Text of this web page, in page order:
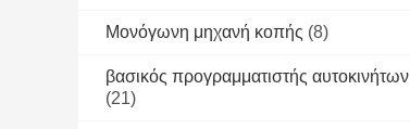
Μονόγωνη μηχανή κοπής (8)
βασικός προγραμματιστής αυτοκινήτων
(21)